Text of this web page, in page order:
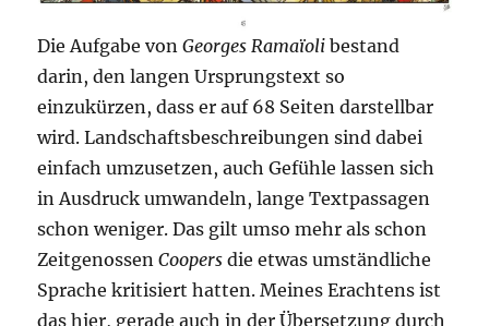
Die Aufgabe vonGeorges Ramaïoli bestand
darin, den langen Ursprungstext so
einzukürzen, dass er auf 68 Seiten darstellbar
wird. Landschaftsbeschreibungen sind dabei
einfach umzusetzen, auch Gefühle lassen sich
in Ausdruck umwandeln, lange Textpassagen
schon weniger. Das gilt umso mehr als schon
ZeitgenossenCoopers die etwas umständliche
Sprache kritisiert hatten. Meines Erachtens ist
das hier, gerade auch in der Übersetzung durch